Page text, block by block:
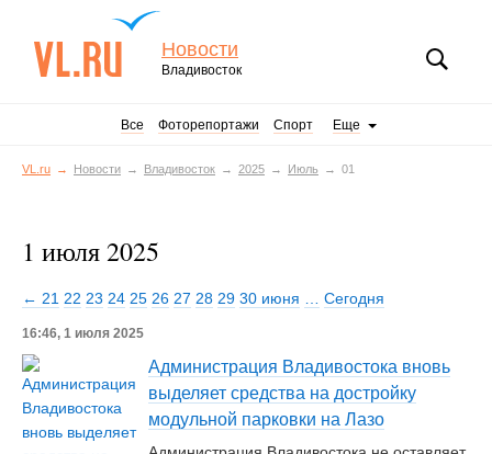
Новости
Владивосток
Все Фоторепортажи Спорт Еще
VL.ru Новости Владивосток 2025 Июль 01
1 июля 2025
← 21 22 23 24 25 26 27 28 29 30 июня Сегодня
16:46, 1 июля 2025
Администрация Владивостока вновь
выделяет средства на достройку
модульной парковки на Лазо